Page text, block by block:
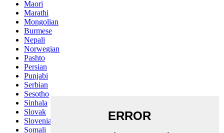
Maori
Marathi
Mongolian
Burmese
Nepali
Norwegian
Pashto
Persian
Punjabi
Serbian
Sesotho
Sinhala
Slovak
Slovenian
Somali